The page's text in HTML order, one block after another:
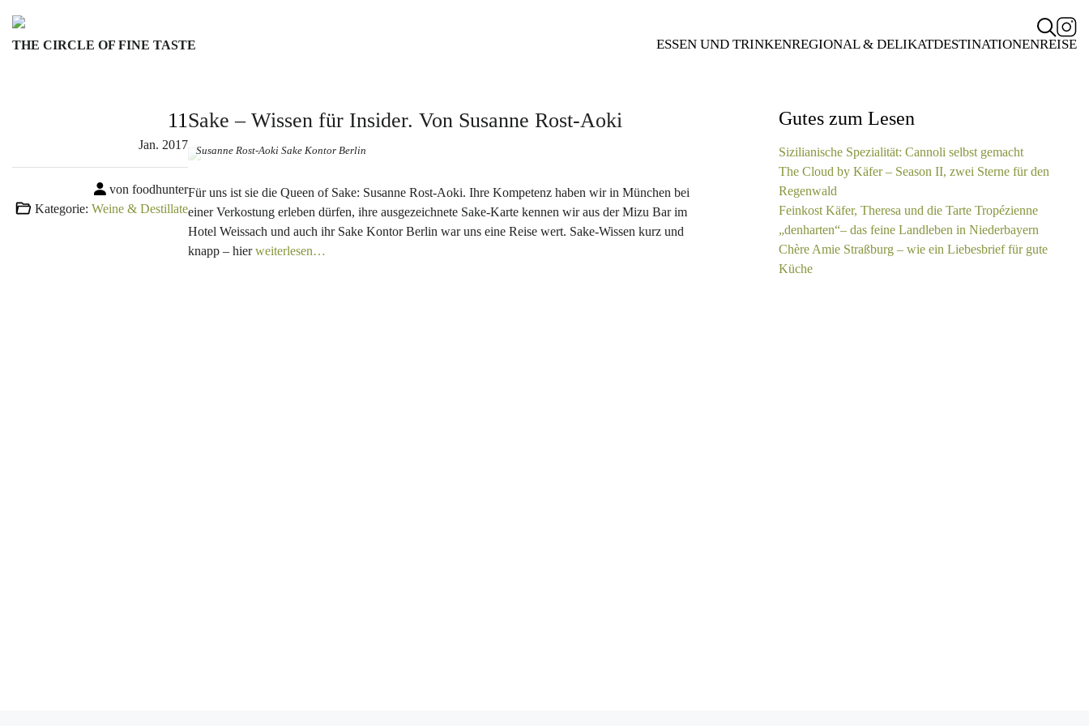
content
THE CIRCLE OF FINE TASTE ESSEN UND TRINKENREGIONAL & DELIKATDESTINATIONENREISE
11
Jan. 2017
von foodhunter
Kategorie: Weine & Destillate
Sake – Wissen für Insider. Von Susanne Rost-Aoki
Susanne Rost-Aoki Sake Kontor Berlin
Für uns ist sie die Queen of Sake: Susanne Rost-Aoki. Ihre Kompetenz haben wir in München bei
einer Verkostung erleben dürfen, ihre ausgezeichnete Sake-Karte kennen wir aus der Mizu Bar im
Hotel Weissach und auch ihr Sake Kontor Berlin war uns eine Reise wert. Sake-Wissen kurz und
knapp – hierweiterlesen…
Gutes zum Lesen
Sizilianische Spezialität: Cannoli selbst gemacht
The Cloud by Käfer – Season II, zwei Sterne für den
Regenwald
Feinkost Käfer, Theresa und die Tarte Tropézienne
„denharten“– das feine Landleben in Niederbayern
Chère Amie Straßburg – wie ein Liebesbrief für gute
Küche